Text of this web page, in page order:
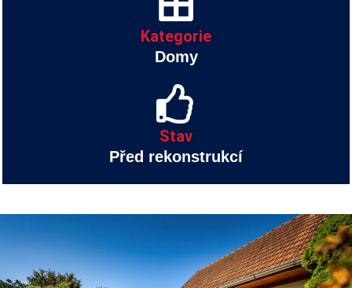
Kategorie
Domy
Stav
Před rekonstrukcí